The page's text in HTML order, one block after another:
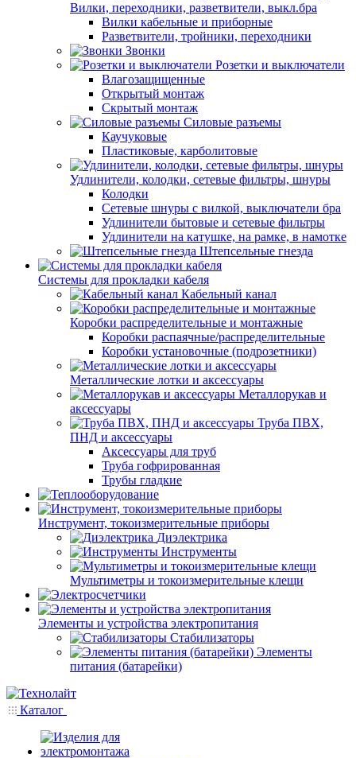
Вилки, переходники, разветвители, выкл.бра
Вилки кабельные и приборные
Разветвители, тройники, переходники
Звонки
Розетки и выключатели
Влагозащищенные
Открытый монтаж
Скрытый монтаж
Силовые разъемы
Каучуковые
Пластиковые, карболитовые
Удлинители, колодки, сетевые фильтры, шнуры
Колодки
Сетевые шнуры с вилкой, выключатели бра
Удлинители бытовые и сетевые фильтры
Удлинители на катушке, на рамке, в намотке
Штепсельные гнезда
Системы для прокладки кабеля
Кабельный канал
Коробки распределительные и монтажные
Коробки распаячные/распределительные
Коробки установочные (подрозетники)
Металлические лотки и аксессуары
Металлорукав и
аксессуары
Труба ПВХ,
ПНД и аксессуары
Аксессуары для труб
Труба гофрированная
Трубы гладкие
Инструмент, токоизмерительные приборы
Диэлектрика
Инструменты
Мультиметры и токоизмерительные клещи
Элементы и устройства электропитания
Стабилизаторы
Элементы
питания (батарейки)
Каталог